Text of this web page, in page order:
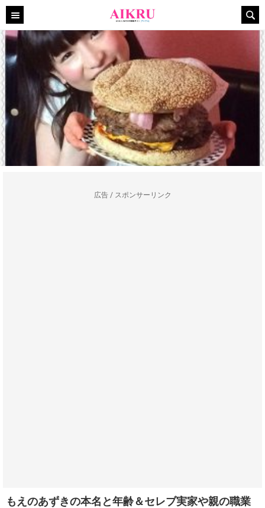
広告 / スポンサーリンク
もえのあずきの本名と年齢＆セレブ実家や親の職業